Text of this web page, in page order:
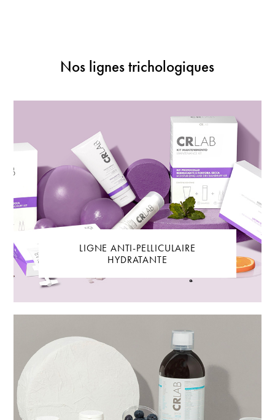
Nos lignes trichologiques
LIGNE ANTI-PELLICULAIRE
HYDRATANTE